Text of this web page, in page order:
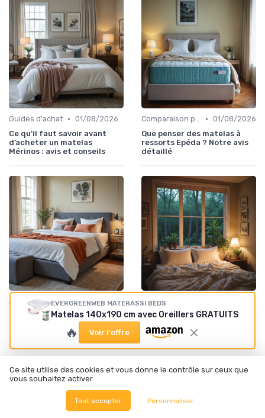
Guides d'achat • 01/08/2026
Ce qu’il faut savoir avant
d’acheter un matelas
Mérinos : avis et conseils
Comparaison par marque • 01/08/2026
Que penser des matelas à
ressorts Epéda ? Notre avis
détaillé
Avis de consommateurs • 01/08/2026
Ce qu’il faut savoir sur les
avis concernant les matelas
Matelas en latex
Que penser du matelas latex
Kipli ? Mon avis détaillé
EVERGREENWEB MATERASSI BEDS
Matelas 140x190 cm avec Oreillers GRATUITS
🔥 Voir l'offre
Ce site utilise des cookies et vous donne le contrôle sur ceux que
vous souhaitez activer
Tout accepter Personnaliser